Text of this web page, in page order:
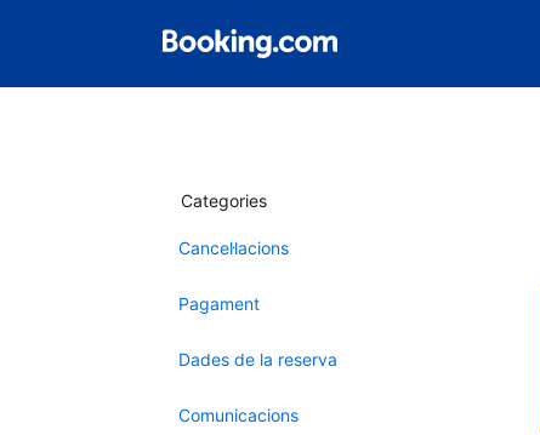
Categories
Cancel·lacions
Pagament
Dades de la reserva
Comunicacions